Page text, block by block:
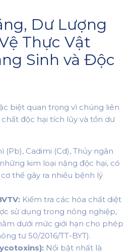
Dư Lượng
Thực Vật
Sinh và Độc
biệt quan trọng vì chúng liên
độc hại tích lũy và tồn dư
(Pb), Cadimi (Cd), Thủy ngân
kim loại nặng độc hại, có
thể gây ra nhiều bệnh lý
Kiểm tra các hóa chất diệt
sử dụng trong nông nghiệp,
dưới mức giới hạn cho phép
tư 50/2016/TT-BYT).
Nổi bật nhất là